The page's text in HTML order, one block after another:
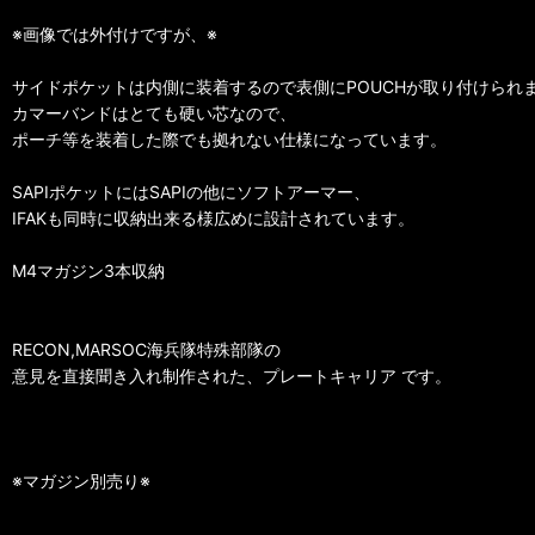
※画像では外付けですが、※
サイドポケットは内側に装着するので表側にPOUCHが取り付けられ
カマーバンドはとても硬い芯なので、
ポーチ等を装着した際でも拠れない仕様になっています。
SAPIポケットにはSAPIの他にソフトアーマー、
IFAKも同時に収納出来る様広めに設計されています。
M4マガジン3本収納
RECON,MARSOC海兵隊特殊部隊の
意見を直接聞き入れ制作された、プレートキャリア です。
※マガジン別売り※